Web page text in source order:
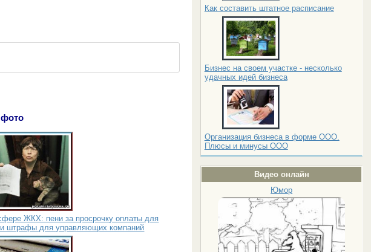
Как составить штатное расписание
Бизнес на своем участке - несколько
удачных идей бизнеса
Организация бизнеса в форме ООО.
Плюсы и минусы ООО
Видео онлайн
Юмор
фото
ЖКХ: пени за просрочку оплаты для
штрафы для управляющих компаний